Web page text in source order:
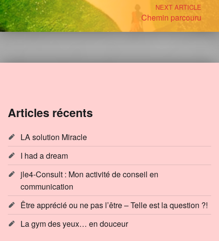
NEXT ARTICLE
Chemin parcouru
Articles récents
LA solution Miracle
I had a dream
jle4-Consult : Mon activité de conseil en
communication
Être apprécié ou ne pas l’être – Telle est la question ?!
La gym des yeux… en douceur